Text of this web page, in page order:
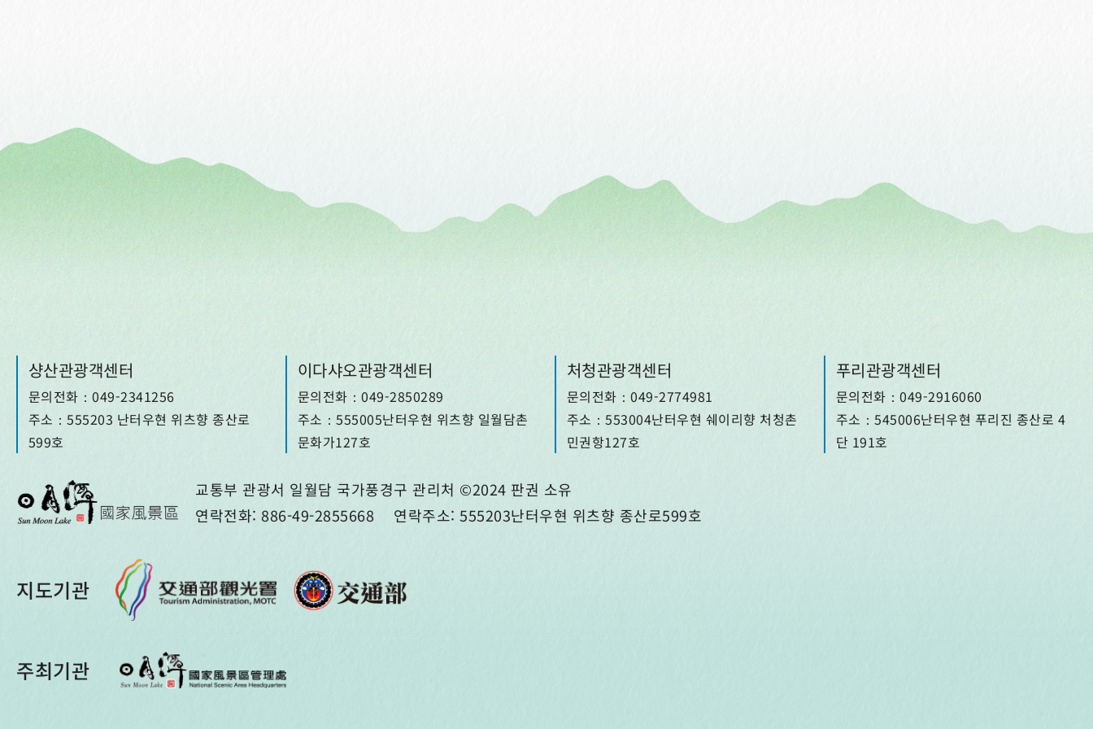
샹산관광객센터
문의전화：049-2341256
주소：555203 난터우현 위츠향 종산로
599호
이다샤오관광객센터
문의전화：049-2850289
주소：555005난터우현 위츠향 일월담촌
문화가127호
처청관광객센터
문의전화：049-2774981
주소：553004난터우현 쉐이리향 처청촌
민권항127호
푸리관광객센터
문의전화：049-2916060
주소：545006난터우현 푸리진 종산로 4
단 191호
교통부 관광서 일월담 국가풍경구 관리처 ©2024 판권 소유
연락전화: 886-49-2855668
연락주소: 555203난터우현 위츠향 종산로599호
지도기관
주최기관